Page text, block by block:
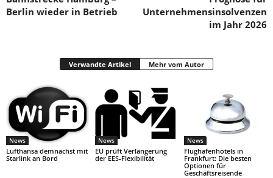
Berlin wieder in Betrieb
Unternehmensinsolvenzen
im Jahr 2026
Verwandte Artikel Mehr vom Autor
News
Lufthansa demnächst mit
Starlink an Bord
News
EU prüft Verlängerung
der EES-Flexibilität
News
Flughafenhotels in
Frankfurt: Die besten
Optionen für
Geschäftsreisende